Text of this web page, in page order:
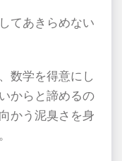
てあきらめない
数学を得意にし
からと諦めるの
かう泥臭さを身